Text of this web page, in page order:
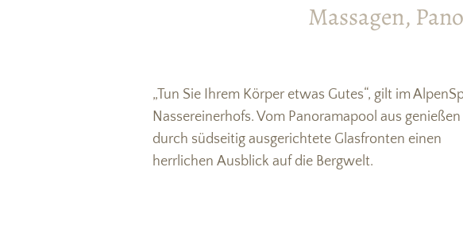
Massagen,
„Tun Sie Ihrem Körper etwas Gutes“, gilt im
Nassereinerhofs. Vom Panoramapool aus genießen
durch südseitig ausgerichtete Glasfronten einen
herrlichen Ausblick auf die Bergwelt.